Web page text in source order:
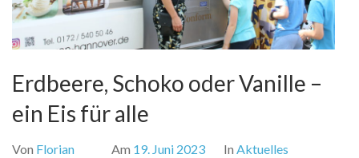
Erdbeere, Schoko oder Vanille –
ein Eis für alle
Von Florian Am 19. Juni 2023 In Aktuelles